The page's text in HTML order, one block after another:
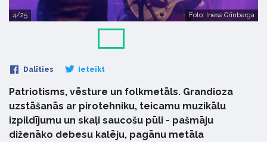
4/25 Foto: Inese Grīnberga
Dalīties Ieteikt
Patriotisms, vēsture un folkmetāls. Grandioza
uzstāšanās ar pirotehniku, teicamu muzikālu
izpildījumu un skaļi saucošu pūli - pašmāju
diženāko debesu kalēju, pagānu metāla